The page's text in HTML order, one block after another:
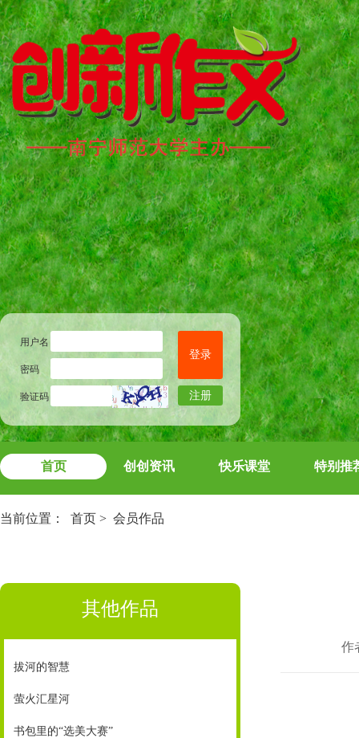
用户名
密码
验证码
登录
注册
首页 创创资讯 快乐课堂 特别推
当前位置： 首页 > 会员作品
其他作品
拔河的智慧
萤火汇星河
书包里的“选美大赛”
作